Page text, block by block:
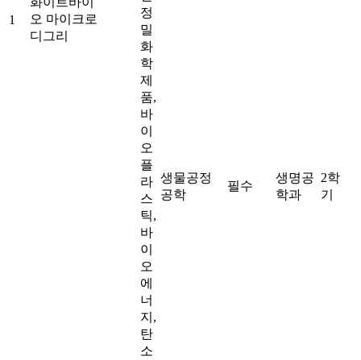
1
오 마이크로
디그리
정
밀
화
학
제
품,
바
이
오
플
라
스
틱,
바
이
오
에
너
지,
탄
소
생물공정
공학
필수
생명공
학과
2학
기